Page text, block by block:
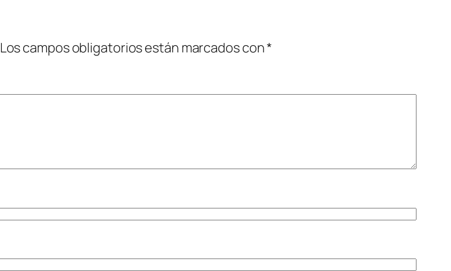
Los campos obligatorios están marcados con*